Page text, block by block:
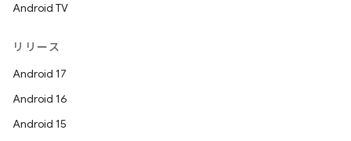
Android TV
リリース
Android 17
Android 16
Android 15